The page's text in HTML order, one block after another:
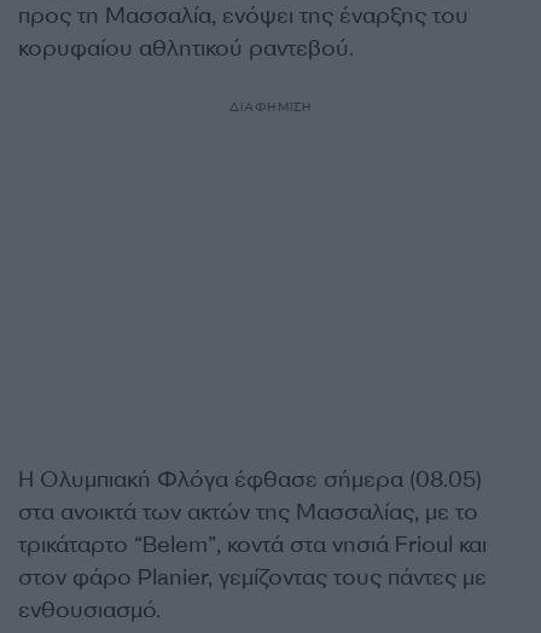
προς τη Μασσαλία, ενόψει της έναρξης του
κορυφαίου αθλητικού ραντεβού.
ΔΙΑΦΗΜΙΣΗ
Η Ολυμπιακή Φλόγα έφθασε σήμερα (08.05)
στα ανοικτά των ακτών της Μασσαλίας, με το
τρικάταρτο “Belem”, κοντά στα νησιά Frioul και
στον φάρο Planier, γεμίζοντας τους πάντες με
ενθουσιασμό.